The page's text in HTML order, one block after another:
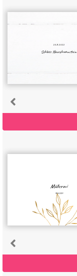
20.8.2022
Schloss Neuschwanstein
Müllerovi
18.6.2024